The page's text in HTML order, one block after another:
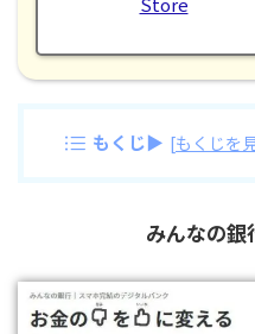
もくじ▶ [もくじを
みんなの銀